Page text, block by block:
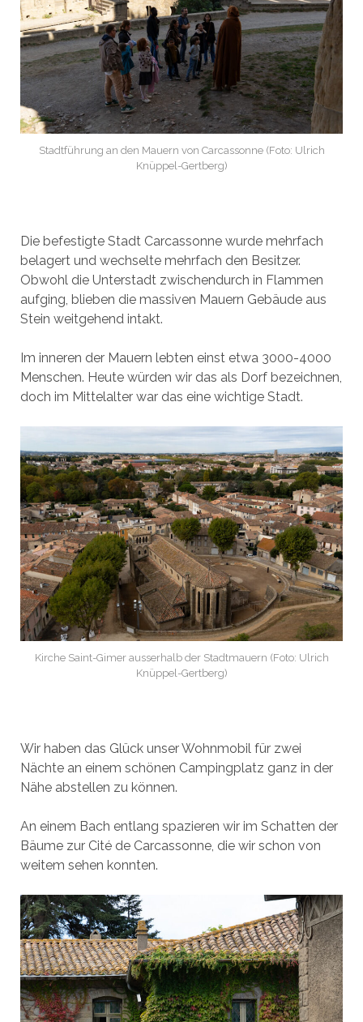
Stadtführung an den Mauern von Carcassonne (Foto: Ulrich
Knüppel-Gertberg)
Die befestigte Stadt Carcassonne wurde mehrfach
belagert und wechselte mehrfach den Besitzer.
Obwohl die Unterstadt zwischendurch in Flammen
aufging, blieben die massiven Mauern Gebäude aus
Stein weitgehend intakt.
Im inneren der Mauern lebten einst etwa 3000-4000
Menschen. Heute würden wir das als Dorf bezeichnen,
doch im Mittelalter war das eine wichtige Stadt.
Kirche Saint-Gimer ausserhalb der Stadtmauern (Foto: Ulrich
Knüppel-Gertberg)
Wir haben das Glück unser Wohnmobil für zwei
Nächte an einem schönen Campingplatz ganz in der
Nähe abstellen zu können.
An einem Bach entlang spazieren wir im Schatten der
Bäume zur Cité de Carcassonne, die wir schon von
weitem sehen konnten.